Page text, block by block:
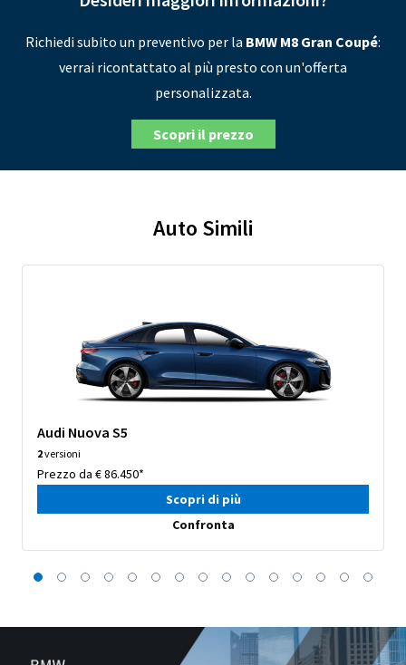
Richiedi subito un preventivo per la BMW M8 Gran Coupé:
verrai ricontattato al più presto con un'offerta
personalizzata.
Scopri il prezzo
Auto Simili
Audi Nuova S5
2versioni
Prezzo da € 86.450*
Scopri di più
Confronta